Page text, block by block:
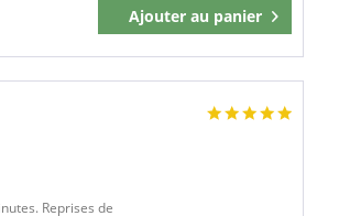
Ajouter au panier
Mémoriser
Reprises de